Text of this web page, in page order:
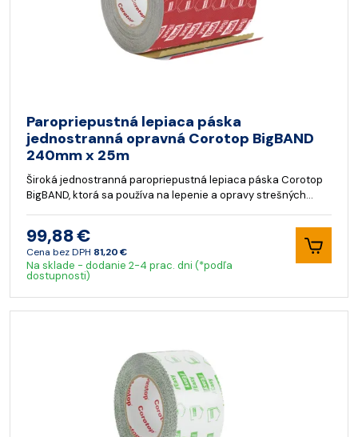
Paropriepustná lepiaca páska
jednostranná opravná Corotop BigBAND
240mm x 25m
Široká jednostranná paropriepustná lepiaca páska Corotop
BigBAND, ktorá sa používa na lepenie a opravy strešných…
99,88 €
Cena bez DPH 81,20 €
Na sklade - dodanie 2-4 prac. dni (*podľa
dostupnosti)